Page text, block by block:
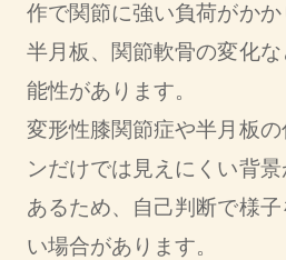
作で関節に強い負荷がか
半月板、関節軟骨の変化
能性があります。
変形性膝関節症や半月板
ンだけでは見えにくい背
あるため、自己判断で様
い場合があります。